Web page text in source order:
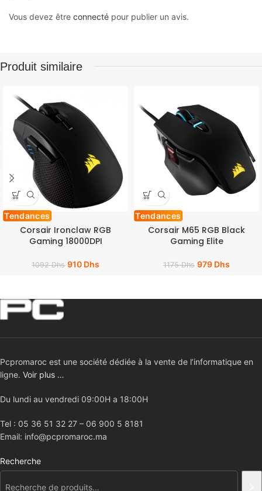
Vous devez être connecté pour publier un avis.
Produit similaire
Tendances
Corsair Ironclaw RGB
Gaming 18000DPI
1092Dhs 910 Dhs
Tendances
Corsair M65 RGB Black
Gaming Elite
1175Dhs 979 Dhs
Pcpromaroc est une société dédiée à la vente de l’informatique en
ligne. Voir plus …
Du lundi au vendredi 09:00H a 18:00H
Tel : 05 36 51 32 27 – 06 900 5 8181
Email: info@pcpromaroc.ma
Recherche